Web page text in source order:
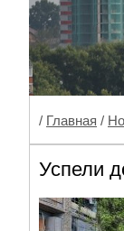
/ Главная /
Успели